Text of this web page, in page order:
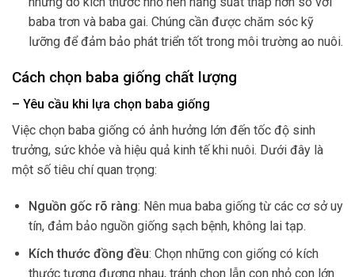
baba trơn và baba gai. Chúng cần được chăm sóc kỹ
lưỡng để đảm bảo phát triển tốt trong môi trường ao nuôi.
Cách chọn baba giống chất lượng
– Yêu cầu khi lựa chọn baba giống
Việc chọn baba giống có ảnh hưởng lớn đến tốc độ sinh
trưởng, sức khỏe và hiệu quả kinh tế khi nuôi. Dưới đây là
một số tiêu chí quan trọng:
Nguồn gốc rõ ràng: Nên mua baba giống từ các cơ sở uy
tín, đảm bảo nguồn giống sạch bệnh, không lai tạp.
Kích thước đồng đều: Chọn những con giống có kích
thước tương đương nhau, tránh chọn lẫn con nhỏ con lớn